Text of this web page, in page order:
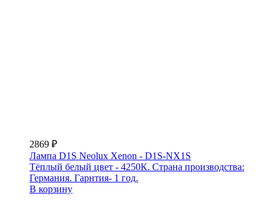
2869 ₽
Лампа D1S Neolux Xenon - D1S-NX1S
Тёплый белый цвет - 4250К. Страна производства:
Германия. Гарнтия- 1 год.
В корзину